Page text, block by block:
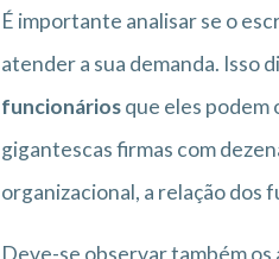
É importante analisar se o
atender a sua demanda. Isso
funcionáriosque eles podem
gigantescas firmas com
organizacional, a relação dos